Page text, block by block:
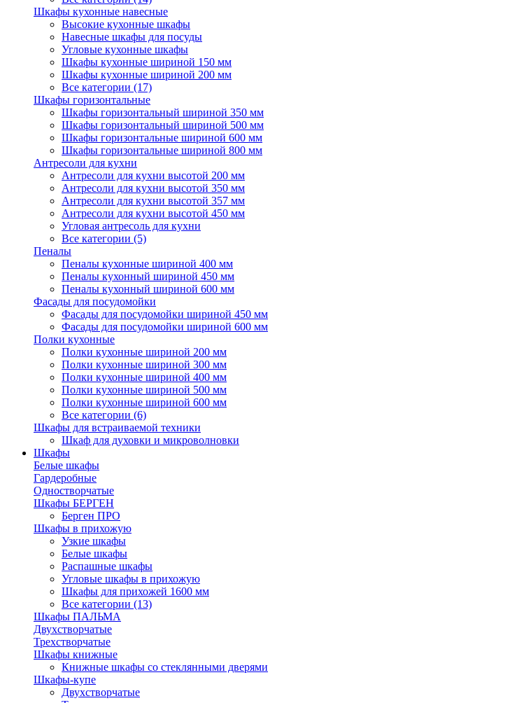
Шкафы кухонные навесные
Высокие кухонные шкафы
Навесные шкафы для посуды
Угловые кухонные шкафы
Шкафы кухонные шириной 150 мм
Шкафы кухонные шириной 200 мм
Все категории (17)
Шкафы горизонтальные
Шкафы горизонтальный шириной 350 мм
Шкафы горизонтальный шириной 500 мм
Шкафы горизонтальные шириной 600 мм
Шкафы горизонтальные шириной 800 мм
Антресоли для кухни
Антресоли для кухни высотой 200 мм
Антресоли для кухни высотой 350 мм
Антресоли для кухни высотой 357 мм
Антресоли для кухни высотой 450 мм
Угловая антресоль для кухни
Все категории (5)
Пеналы
Пеналы кухонные шириной 400 мм
Пеналы кухонный шириной 450 мм
Пеналы кухонный шириной 600 мм
Фасады для посудомойки
Фасады для посудомойки шириной 450 мм
Фасады для посудомойки шириной 600 мм
Полки кухонные
Полки кухонные шириной 200 мм
Полки кухонные шириной 300 мм
Полки кухонные шириной 400 мм
Полки кухонные шириной 500 мм
Полки кухонные шириной 600 мм
Все категории (6)
Шкафы для встраиваемой техники
Шкаф для духовки и микроволновки
Шкафы
Белые шкафы
Гардеробные
Одностворчатые
Шкафы БЕРГЕН
Берген ПРО
Шкафы в прихожую
Узкие шкафы
Белые шкафы
Распашные шкафы
Угловые шкафы в прихожую
Шкафы для прихожей 1600 мм
Все категории (13)
Шкафы ПАЛЬМА
Двухстворчатые
Трехстворчатые
Шкафы книжные
Книжные шкафы со стеклянными дверями
Шкафы-купе
Двухстворчатые